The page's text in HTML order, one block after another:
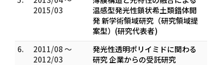
2015/03
温感型発光性鎖状希土類錯体開
発 新学術領域研究（研究領域提
案型）(研究代表者)
6.
2011/08 ～
2012/03
発光性透明ポリイミドに関わる
研究 企業からの受託研究